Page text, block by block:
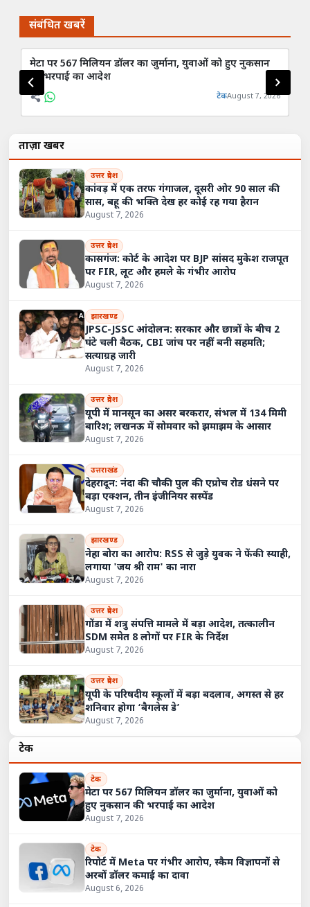
संबंधित खबरें
मेटा पर 567 मिलियन डॉलर का जुर्माना, युवाओं को हुए नुकसान
की भरपाई का आदेश
टेकAugust 7, 2026
ताज़ा खबरें
उत्तर प्रदेश
कांवड़ में एक तरफ गंगाजल, दूसरी ओर 90 साल की
सास, बहू की भक्ति देख हर कोई रह गया हैरान
August 7, 2026
उत्तर प्रदेश
कासगंज: कोर्ट के आदेश पर BJP सांसद मुकेश राजपूत
पर FIR, लूट और हमले के गंभीर आरोप
August 7, 2026
झारखण्ड
JPSC-JSSC आंदोलन: सरकार और छात्रों के बीच 2
घंटे चली बैठक, CBI जांच पर नहीं बनी सहमति;
सत्याग्रह जारी
August 7, 2026
उत्तर प्रदेश
यूपी में मानसून का असर बरकरार, संभल में 134 मिमी
बारिश; लखनऊ में सोमवार को झमाझम के आसार
August 7, 2026
उत्तराखंड
देहरादून: नंदा की चौकी पुल की एप्रोच रोड धंसने पर
बड़ा एक्शन, तीन इंजीनियर सस्पेंड
August 7, 2026
झारखण्ड
नेहा बोरा का आरोप: RSS से जुड़े युवक ने फेंकी स्याही,
लगाया 'जय श्री राम' का नारा
August 7, 2026
उत्तर प्रदेश
गोंडा में शत्रु संपत्ति मामले में बड़ा आदेश, तत्कालीन
SDM समेत 8 लोगों पर FIR के निर्देश
August 7, 2026
उत्तर प्रदेश
यूपी के परिषदीय स्कूलों में बड़ा बदलाव, अगस्त से हर
शनिवार होगा ‘बैगलेस डे’
August 7, 2026
टेक
टेक
मेटा पर 567 मिलियन डॉलर का जुर्माना, युवाओं को
हुए नुकसान की भरपाई का आदेश
August 7, 2026
टेक
रिपोर्ट में Meta पर गंभीर आरोप, स्कैम विज्ञापनों से
अरबों डॉलर कमाई का दावा
August 6, 2026